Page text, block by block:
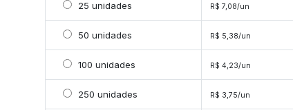
Selecionar 25 unidades
25 unidades R$ 7,08/un
Selecionar 50 unidades
50 unidades R$ 5,38/un
Selecionar 100 unidades
100 unidades R$ 4,23/un
Selecionar 250 unidades
250 unidades R$ 3,75/un